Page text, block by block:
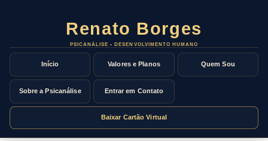
Início Valores e Planos Quem Sou
Sobre a Psicanálise Entrar em Contato
Baixar Cartão Virtual